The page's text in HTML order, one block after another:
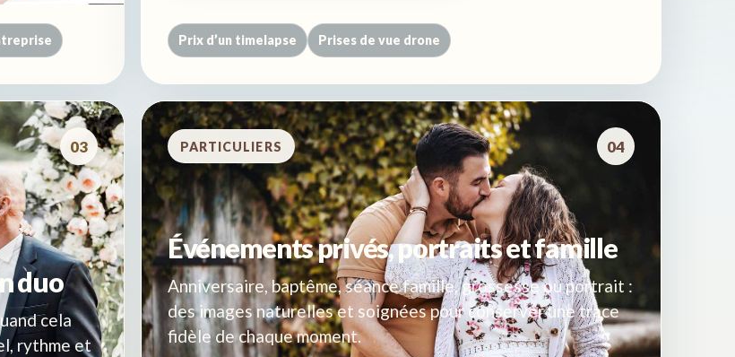
Prix d’un timelapse Prises de vue drone
03
duo
cela
rythme et
PARTICULIERS 04
Événements privés, portraits et famille
Anniversaire, baptême, séance famille, grossesse ou portrait :
des images naturelles et soignées pour conserver une trace
fidèle de chaque moment.